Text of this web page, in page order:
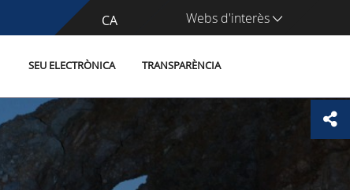
CA
ES Webs d'interès
SEU ELECTRÒNICA TRANSPARÈNCIA